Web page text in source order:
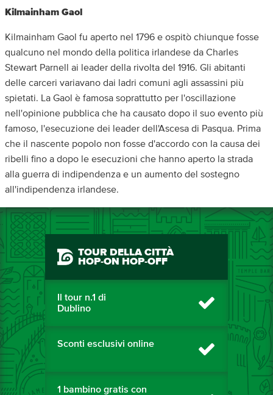
Kilmainham Gaol
Kilmainham Gaol fu aperto nel 1796 e ospitò chiunque fosse
qualcuno nel mondo della politica irlandese da Charles
Stewart Parnell ai leader della rivolta del 1916. Gli abitanti
delle carceri variavano dai ladri comuni agli assassini più
spietati. La Gaol è famosa soprattutto per l'oscillazione
nell'opinione pubblica che ha causato dopo il suo evento più
famoso, l'esecuzione dei leader dell'Ascesa di Pasqua. Prima
che il nascente popolo non fosse d'accordo con la causa dei
ribelli fino a dopo le esecuzioni che hanno aperto la strada
alla guerra di indipendenza e un aumento del sostegno
all'indipendenza irlandese.
TOUR DELLA CITTÀ
HOP-ON HOP-OFF
Il tour n.1 di
Dublino
Sconti esclusivi online
1 bambino gratis con